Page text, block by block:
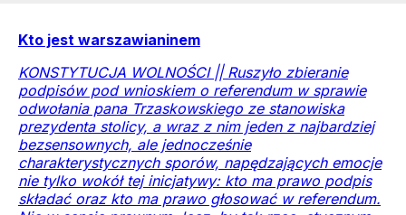
Kto jest warszawianinem
KONSTYTUCJA WOLNOŚCI || Ruszyło zbieranie
podpisów pod wnioskiem o referendum w sprawie
odwołania pana Trzaskowskiego ze stanowiska
prezydenta stolicy, a wraz z nim jeden z najbardziej
bezsensownych, ale jednocześnie
charakterystycznych sporów, napędzających emocje
nie tylko wokół tej inicjatywy: kto ma prawo podpis
składać oraz kto ma prawo głosować w referendum.